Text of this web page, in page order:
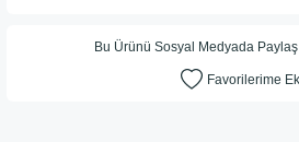
Bu Ürünü Sosyal Medyada Paylaş